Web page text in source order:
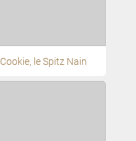
Cookie, le Spitz Nain